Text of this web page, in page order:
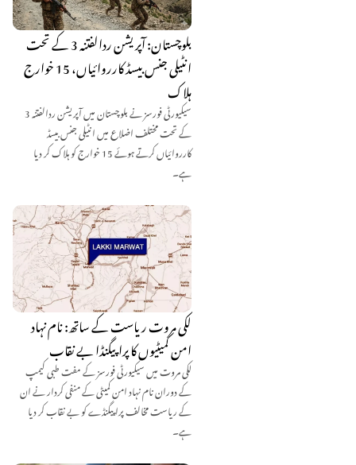
بلوچستان: آپریشن ردالفتنہ 3 کے تحت
انٹیلی جنس بیسڈ کارروائیاں، 15 خوارج
ہلاک
سیکیورٹی فورسز نے بلوچستان میں آپریشن ردالفتنہ 3
کے تحت مختلف اضلاع میں انٹیلی جنس بیسڈ
کارروائیاں کرتے ہوئے 15 خوارج کو ہلاک کر دیا
ہے۔
لکی مروت ریاست کے ساتھ: نام نہاد
امن کمیٹیوں کا پراپیگنڈا بے نقاب
لکی مروت میں سیکیورٹی فورسز کے مفت طبی کیمپ
کے دوران نام نہاد امن کمیٹی کے منفی کردار نے ان
کے ریاست مخالف پراپیگنڈے کو بے نقاب کر دیا
ہے۔